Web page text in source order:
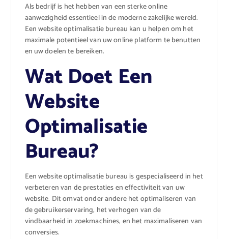
Als bedrijf is het hebben van een sterke online
aanwezigheid essentieel in de moderne zakelijke wereld.
Een website optimalisatie bureau kan u helpen om het
maximale potentieel van uw online platform te benutten
en uw doelen te bereiken.
Wat Doet Een
Website
Optimalisatie
Bureau?
Een website optimalisatie bureau is gespecialiseerd in het
verbeteren van de prestaties en effectiviteit van uw
website. Dit omvat onder andere het optimaliseren van
de gebruikerservaring, het verhogen van de
vindbaarheid in zoekmachines, en het maximaliseren van
conversies.